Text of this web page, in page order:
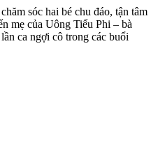
sóc hai bé chu đáo, tận tâm
mẹ của Uông Tiểu Phi – bà
ca ngợi cô trong các buổi